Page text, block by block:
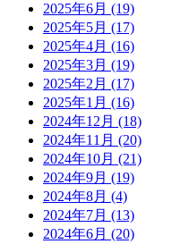
2025年6月 (19)
2025年5月 (17)
2025年4月 (16)
2025年3月 (19)
2025年2月 (17)
2025年1月 (16)
2024年12月 (18)
2024年11月 (20)
2024年10月 (21)
2024年9月 (19)
2024年8月 (4)
2024年7月 (13)
2024年6月 (20)